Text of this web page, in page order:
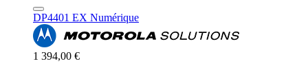
DP4401 EX Numérique
1 394,00 €